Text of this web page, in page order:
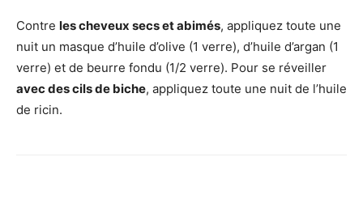
Contre les cheveux secs et abimés, appliquez toute une
nuit un masque d’huile d’olive (1 verre), d’huile d’argan (1
verre) et de beurre fondu (1/2 verre). Pour se réveiller
avec des cils de biche, appliquez toute une nuit de l’huile
de ricin.